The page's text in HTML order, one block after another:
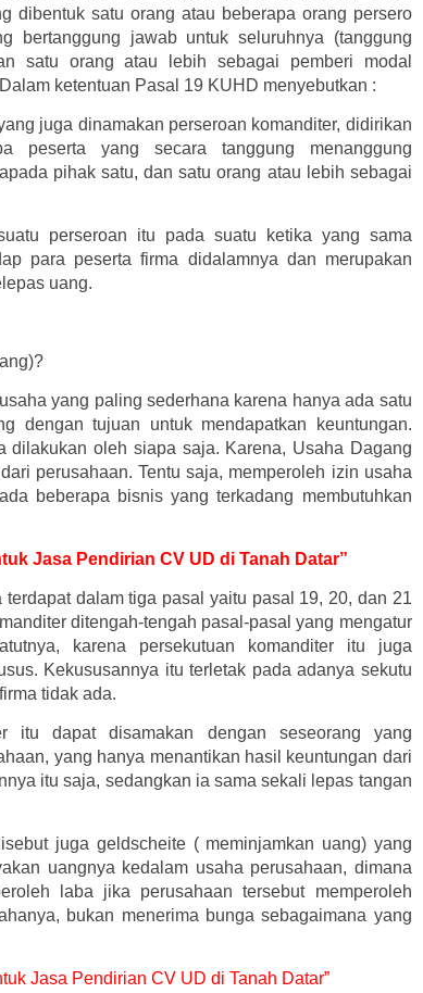
dibentuk satu orang atau beberapa orang persero
bertanggung jawab untuk seluruhnya (tanggung
satu orang atau lebih sebagai pemberi modal
ketentuan Pasal 19 KUHD menyebutkan :
juga dinamakan perseroan komanditer, didirikan
peserta yang secara tanggung menanggung
pihak satu, dan satu orang atau lebih sebagai
perseroan itu pada suatu ketika yang sama
para peserta firma didalamnya dan merupakan
uang.
yang paling sederhana karena hanya ada satu
dengan tujuan untuk mendapatkan keuntungan.
dilakukan oleh siapa saja. Karena, Usaha Dagang
perusahaan. Tentu saja, memperoleh izin usaha
beberapa bisnis yang terkadang membutuhkan
Jasa Pendirian CV UD di Tanah Datar”
dalam tiga pasal yaitu pasal 19, 20, dan 21
ditengah-tengah pasal-pasal yang mengatur
karena persekutuan komanditer itu juga
Kekususannya itu terletak pada adanya sekutu
tidak ada.
itu dapat disamakan dengan seseorang yang
yang hanya menantikan hasil keuntungan dari
itu saja, sedangkan ia sama sekali lepas tangan
juga geldscheite ( meminjamkan uang) yang
uangnya kedalam usaha perusahaan, dimana
laba jika perusahaan tersebut memperoleh
bukan menerima bunga sebagaimana yang
Jasa Pendirian CV UD di Tanah Datar”